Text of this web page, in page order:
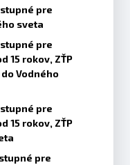
pre
sveta
pre
15 rokov, ZŤP
Vodného
pre
15 rokov, ZŤP
pre